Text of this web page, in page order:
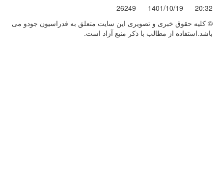
20:32
1401/10/19
26249
© کليه حقوق خبری و تصويری اين سايت متعلق به فدراسیون جودو می
باشد.استفاده از مطالب با ذكر منبع آزاد است.